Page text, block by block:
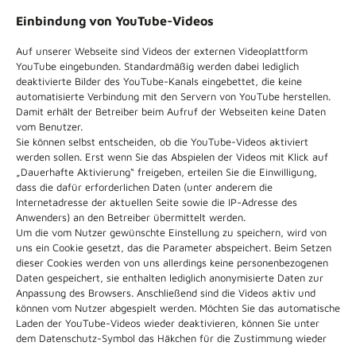
Einbindung von YouTube-Videos
Auf unserer Webseite sind Videos der externen Videoplattform
YouTube eingebunden. Standardmäßig werden dabei lediglich
deaktivierte Bilder des YouTube-Kanals eingebettet, die keine
automatisierte Verbindung mit den Servern von YouTube herstellen.
Damit erhält der Betreiber beim Aufruf der Webseiten keine Daten
vom Benutzer.
Sie können selbst entscheiden, ob die YouTube-Videos aktiviert
werden sollen. Erst wenn Sie das Abspielen der Videos mit Klick auf
„Dauerhafte Aktivierung“ freigeben, erteilen Sie die Einwilligung,
dass die dafür erforderlichen Daten (unter anderem die
Internetadresse der aktuellen Seite sowie die IP-Adresse des
Anwenders) an den Betreiber übermittelt werden.
Um die vom Nutzer gewünschte Einstellung zu speichern, wird von
uns ein Cookie gesetzt, das die Parameter abspeichert. Beim Setzen
dieser Cookies werden von uns allerdings keine personenbezogenen
Daten gespeichert, sie enthalten lediglich anonymisierte Daten zur
Anpassung des Browsers. Anschließend sind die Videos aktiv und
können vom Nutzer abgespielt werden. Möchten Sie das automatische
Laden der YouTube-Videos wieder deaktivieren, können Sie unter
dem Datenschutz-Symbol das Häkchen für die Zustimmung wieder